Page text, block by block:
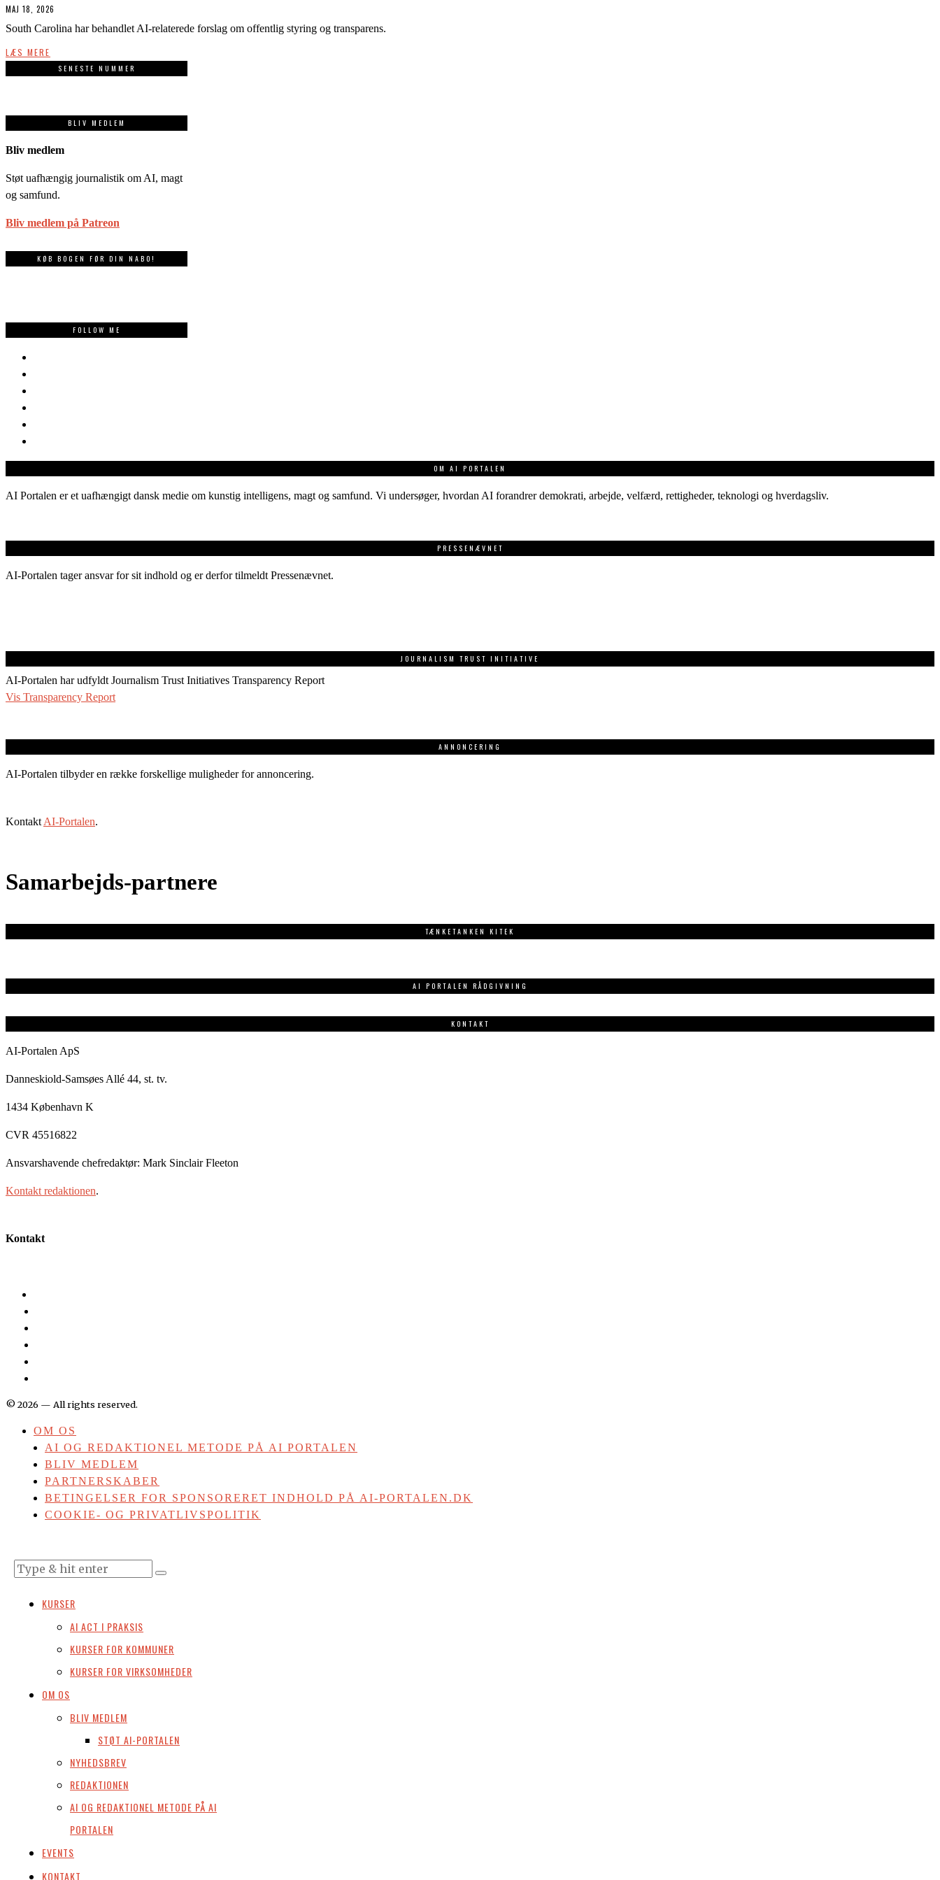
MAJ 18, 2026
South Carolina har behandlet AI-relaterede forslag om offentlig styring og transparens.
LÆS MERE
SENESTE NUMMER
BLIV MEDLEM
Bliv medlem
Støt uafhængig journalistik om AI, magt
og samfund.
Bliv medlem på Patreon
KØB BOGEN FØR DIN NABO!
FOLLOW ME
OM AI PORTALEN
AI Portalen er et uafhængigt dansk medie om kunstig intelligens, magt og samfund. Vi undersøger, hvordan AI forandrer demokrati, arbejde, velfærd, rettigheder, teknologi og hverdagsliv.
PRESSENÆVNET
AI-Portalen tager ansvar for sit indhold og er derfor tilmeldt Pressenævnet.
JOURNALISM TRUST INITIATIVE
AI-Portalen har udfyldt Journalism Trust Initiatives Transparency Report
Vis Transparency Report
ANNONCERING
AI-Portalen tilbyder en række forskellige muligheder for annoncering.
Kontakt AI-Portalen.
Samarbejds-partnere
TÆNKETANKEN KITEK
AI PORTALEN RÅDGIVNING
KONTAKT
AI-Portalen ApS
Danneskiold-Samsøes Allé 44, st. tv.
1434 København K
CVR 45516822
Ansvarshavende chefredaktør: Mark Sinclair Fleeton
Kontakt redaktionen.
Kontakt
©2026 — All rights reserved.
OM OS
AI OG REDAKTIONEL METODE PÅ AI PORTALEN
BLIV MEDLEM
PARTNERSKABER
BETINGELSER FOR SPONSORERET INDHOLD PÅ AI-PORTALEN.DK
COOKIE- OG PRIVATLIVSPOLITIK
KURSER
AI ACT I PRAKSIS
KURSER FOR KOMMUNER
KURSER FOR VIRKSOMHEDER
OM OS
BLIV MEDLEM
STØT AI-PORTALEN
NYHEDSBREV
REDAKTIONEN
AI OG REDAKTIONEL METODE PÅ AI
PORTALEN
EVENTS
KONTAKT